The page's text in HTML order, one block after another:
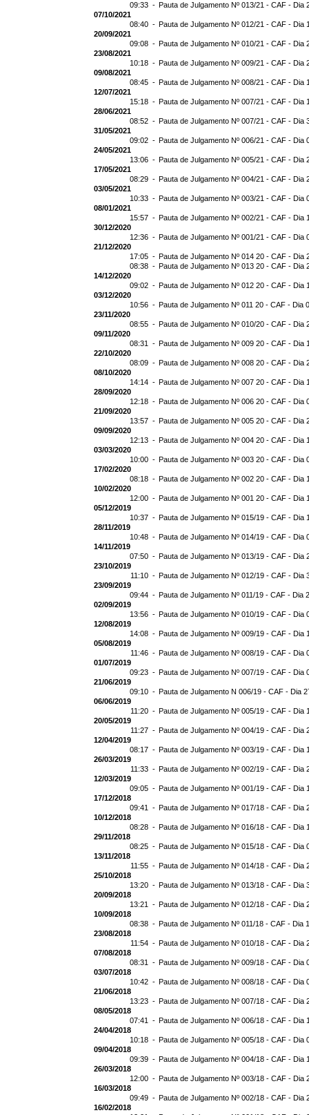
09:33 - Pauta de Julgamento Nº 013/21 - CAF - Dia
07/10/2021
08:40 - Pauta de Julgamento Nº 012/21 - CAF - Dia
20/09/2021
09:08 - Pauta de Julgamento Nº 010/21 - CAF - Dia
23/08/2021
10:18 - Pauta de Julgamento Nº 009/21 - CAF - Dia
09/08/2021
08:45 - Pauta de Julgamento Nº 008/21 - CAF - Dia
12/07/2021
15:18 - Pauta de Julgamento Nº 007/21 - CAF - Dia
28/06/2021
08:52 - Pauta de Julgamento Nº 007/21 - CAF - Dia
31/05/2021
09:02 - Pauta de Julgamento Nº 006/21 - CAF - Dia
24/05/2021
13:06 - Pauta de Julgamento Nº 005/21 - CAF - Dia
17/05/2021
08:29 - Pauta de Julgamento Nº 004/21 - CAF - Dia
03/05/2021
10:33 - Pauta de Julgamento Nº 003/21 - CAF - Dia
08/01/2021
15:57 - Pauta de Julgamento Nº 002/21 - CAF - Dia
30/12/2020
12:36 - Pauta de Julgamento Nº 001/21 - CAF - Dia
21/12/2020
17:05 - Pauta de Julgamento Nº 014 20 - CAF - Dia
08:38 - Pauta de Julgamento Nº 013 20 - CAF - Dia
14/12/2020
09:02 - Pauta de Julgamento Nº 012 20 - CAF - Dia
03/12/2020
10:56 - Pauta de Julgamento Nº 011 20 - CAF - Dia
23/11/2020
08:55 - Pauta de Julgamento Nº 010/20 - CAF - Dia
09/11/2020
08:31 - Pauta de Julgamento Nº 009 20 - CAF - Dia
22/10/2020
08:09 - Pauta de Julgamento Nº 008 20 - CAF - Dia
08/10/2020
14:14 - Pauta de Julgamento Nº 007 20 - CAF - Dia
28/09/2020
12:18 - Pauta de Julgamento Nº 006 20 - CAF - Dia
21/09/2020
13:57 - Pauta de Julgamento Nº 005 20 - CAF - Dia
09/09/2020
12:13 - Pauta de Julgamento Nº 004 20 - CAF - Dia
03/03/2020
10:00 - Pauta de Julgamento Nº 003 20 - CAF - Dia
17/02/2020
08:18 - Pauta de Julgamento Nº 002 20 - CAF - Dia
10/02/2020
12:00 - Pauta de Julgamento Nº 001 20 - CAF - Dia
05/12/2019
10:37 - Pauta de Julgamento Nº 015/19 - CAF - Dia
28/11/2019
10:48 - Pauta de Julgamento Nº 014/19 - CAF - Dia
14/11/2019
07:50 - Pauta de Julgamento Nº 013/19 - CAF - Dia
23/10/2019
11:10 - Pauta de Julgamento Nº 012/19 - CAF - Dia
23/09/2019
09:44 - Pauta de Julgamento Nº 011/19 - CAF - Dia
02/09/2019
13:56 - Pauta de Julgamento Nº 010/19 - CAF - Dia
12/08/2019
14:08 - Pauta de Julgamento Nº 009/19 - CAF - Dia
05/08/2019
11:46 - Pauta de Julgamento Nº 008/19 - CAF - Dia
01/07/2019
09:23 - Pauta de Julgamento Nº 007/19 - CAF - Dia
21/06/2019
09:10 - Pauta de Julgamento N 006/19 - CAF - Dia
06/06/2019
11:20 - Pauta de Julgamento Nº 005/19 - CAF - Dia
20/05/2019
11:27 - Pauta de Julgamento Nº 004/19 - CAF - Dia
12/04/2019
08:17 - Pauta de Julgamento Nº 003/19 - CAF - Dia
26/03/2019
11:33 - Pauta de Julgamento Nº 002/19 - CAF - Dia
12/03/2019
09:05 - Pauta de Julgamento Nº 001/19 - CAF - Dia
17/12/2018
09:41 - Pauta de Julgamento Nº 017/18 - CAF - Dia
10/12/2018
08:28 - Pauta de Julgamento Nº 016/18 - CAF - Dia
29/11/2018
08:25 - Pauta de Julgamento Nº 015/18 - CAF - Dia
13/11/2018
11:55 - Pauta de Julgamento Nº 014/18 - CAF - Dia
25/10/2018
13:20 - Pauta de Julgamento Nº 013/18 - CAF - Dia
20/09/2018
13:21 - Pauta de Julgamento Nº 012/18 - CAF - Dia
10/09/2018
08:38 - Pauta de Julgamento Nº 011/18 - CAF - Dia
23/08/2018
11:54 - Pauta de Julgamento Nº 010/18 - CAF - Dia
07/08/2018
08:31 - Pauta de Julgamento Nº 009/18 - CAF - Dia
03/07/2018
10:42 - Pauta de Julgamento Nº 008/18 - CAF - Dia
21/06/2018
13:23 - Pauta de Julgamento Nº 007/18 - CAF - Dia
08/05/2018
07:41 - Pauta de Julgamento Nº 006/18 - CAF - Dia
24/04/2018
10:18 - Pauta de Julgamento Nº 005/18 - CAF - Dia
09/04/2018
09:39 - Pauta de Julgamento Nº 004/18 - CAF - Dia
26/03/2018
12:00 - Pauta de Julgamento Nº 003/18 - CAF - Dia
16/03/2018
09:49 - Pauta de Julgamento Nº 002/18 - CAF - Dia
16/02/2018